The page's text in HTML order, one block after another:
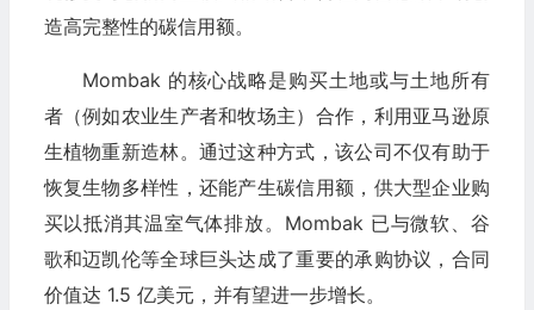
造高完整性的碳信用额。
Mombak 的核心战略是购买土地或与土地所有
者（例如农业生产者和牧场主）合作，利用亚马逊原
生植物重新造林。通过这种方式，该公司不仅有助于
恢复生物多样性，还能产生碳信用额，供大型企业购
买以抵消其温室气体排放。Mombak 已与微软、谷
歌和迈凯伦等全球巨头达成了重要的承购协议，合同
价值达 1.5 亿美元，并有望进一步增长。